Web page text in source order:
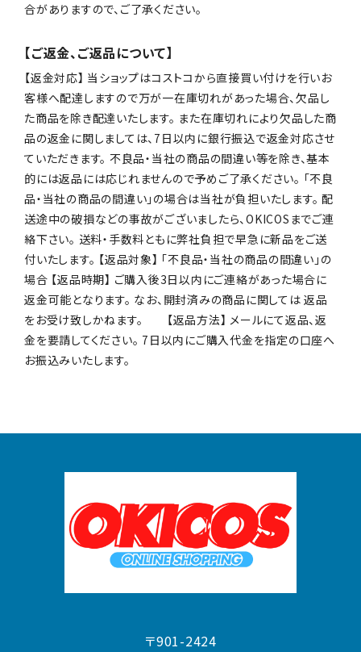
合がありますので、ご了承ください。
【ご返金、ご返品について】
【返金対応】 当ショップはコストコから直接買い付けを行いお
客様へ配達しますので万が一在庫切れがあった場合、欠品し
た商品を除き配達いたします。 また在庫切れにより欠品した商
品の返金に関しましては、7日以内に銀行振込で返金対応させ
ていただきます。 不良品・当社の商品の間違い等を除き、基本
的には返品には応じれませんので予めご了承ください。 「不良
品・当社の商品の間違い」の場合は当社が負担いたします。 配
送途中の破損などの事故がございましたら、OKICOSまでご連
絡下さい。 送料・手数料ともに弊社負担で早急に新品をご送
付いたします。 【返品対象】 「不良品・当社の商品の間違い」の
場合 【返品時期】 ご購入後3日以内にご連絡があった場合に
返金可能となります。 なお、開封済みの商品に関しては 返品
をお受け致しかねます。 【返品方法】 メールにて返品、返
金を要請してください。 7日以内にご購入代金を指定の口座へ
お振込みいたします。
〒901-2424